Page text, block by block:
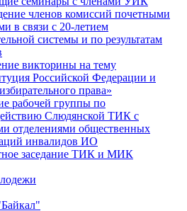
членов комиссий почетными
в связи с 20-летием
системы и по результатам
викторины на тему
Российской Федерации и
права»
рабочей группы по
Слюдянской ТИК с
отделениями общественных
инвалидов ИО
заседание ТИК и МИК